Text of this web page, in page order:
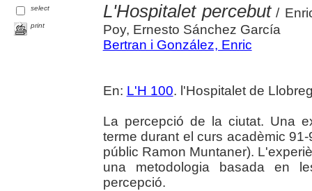
select
print
L'Hospitalet percebut/
Poy, Ernesto Sánchez García
Bertran i González, Enric
En: L'H 100. l'Hospitalet de
La percepció de la ciutat. Una
terme durant el curs acadèmic
públic Ramon Muntaner).
una metodologia basada en
percepció.